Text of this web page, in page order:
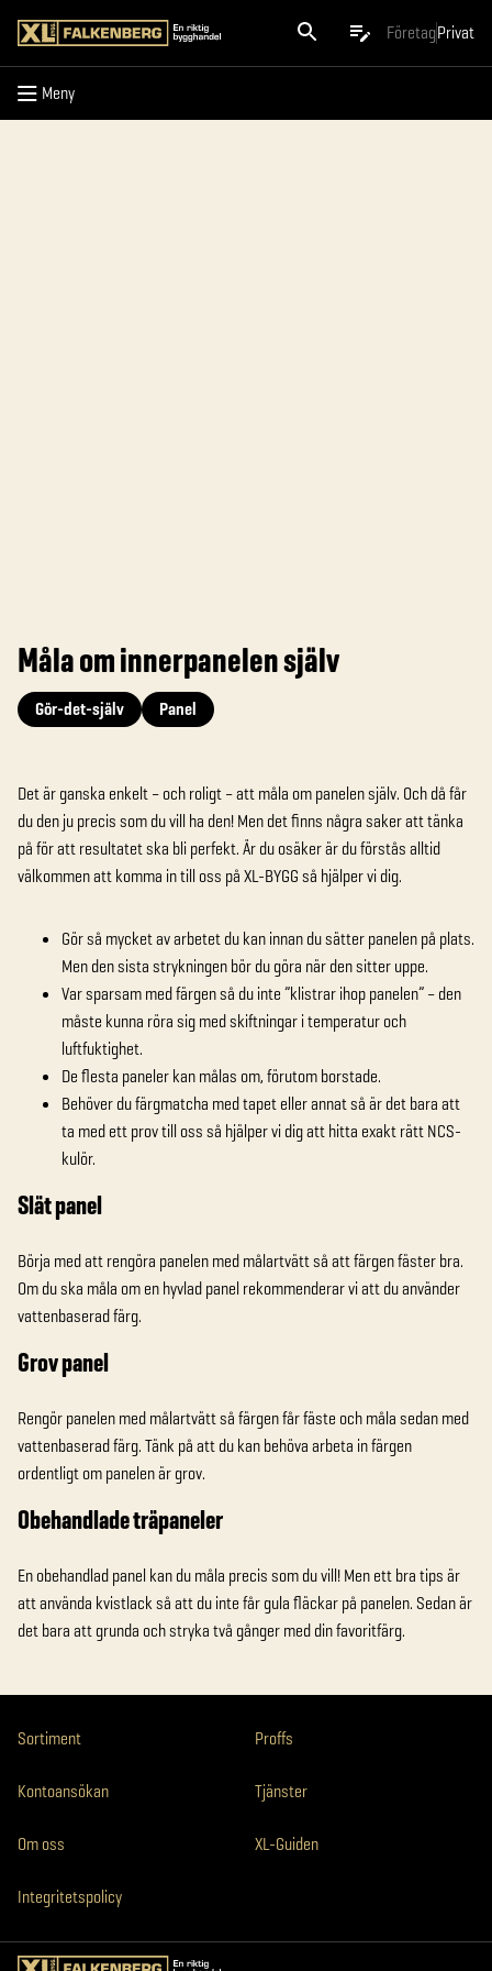
FöretagPrivat
Meny
Meny
Måla om innerpanelen själv
Gör-det-själv Panel
Det är ganska enkelt – och roligt – att måla om panelen själv. Och då får
du den ju precis som du vill ha den! Men det finns några saker att tänka
på för att resultatet ska bli perfekt. Är du osäker är du förstås alltid
välkommen att komma in till oss på XL-BYGG så hjälper vi dig.
Gör så mycket av arbetet du kan innan du sätter panelen på plats.
Men den sista strykningen bör du göra när den sitter uppe.
Var sparsam med färgen så du inte ”klistrar ihop panelen” – den
måste kunna röra sig med skiftningar i temperatur och
luftfuktighet.
De flesta paneler kan målas om, förutom borstade.
Behöver du färgmatcha med tapet eller annat så är det bara att
ta med ett prov till oss så hjälper vi dig att hitta exakt rätt NCS-
kulör.
Slät panel
Börja med att rengöra panelen med målartvätt så att färgen fäster bra.
Om du ska måla om en hyvlad panel rekommenderar vi att du använder
vattenbaserad färg.
Grov panel
Rengör panelen med målartvätt så färgen får fäste och måla sedan med
vattenbaserad färg. Tänk på att du kan behöva arbeta in färgen
ordentligt om panelen är grov.
Obehandlade träpaneler
En obehandlad panel kan du måla precis som du vill! Men ett bra tips är
att använda kvistlack så att du inte får gula fläckar på panelen. Sedan är
det bara att grunda och stryka två gånger med din favoritfärg.
Sortiment Proffs
Kontoansökan Tjänster
Om oss XL-Guiden
Integritetspolicy